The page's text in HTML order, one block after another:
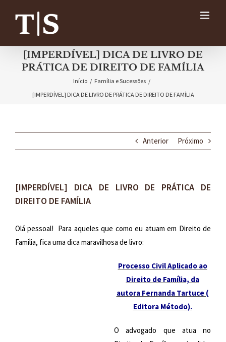
conteúdo
[IMPERDÍVEL] DICA DE LIVRO DE
PRÁTICA DE DIREITO DE FAMÍLIA
Início / Família e Sucessões /
[IMPERDÍVEL] DICA DE LIVRO DE PRÁTICA DE DIREITO DE FAMÍLIA
Anterior Próximo
[IMPERDÍVEL] DICA DE LIVRO DE PRÁTICA DE
DIREITO DE FAMÍLIA
Olá pessoal! Para aqueles que como eu atuam em Direito de
Família, fica uma dica maravilhosa de livro:
Processo Civil Aplicado ao
Direito de Família, da
autora Fernanda Tartuce (
Editora Método).
O advogado que atua no